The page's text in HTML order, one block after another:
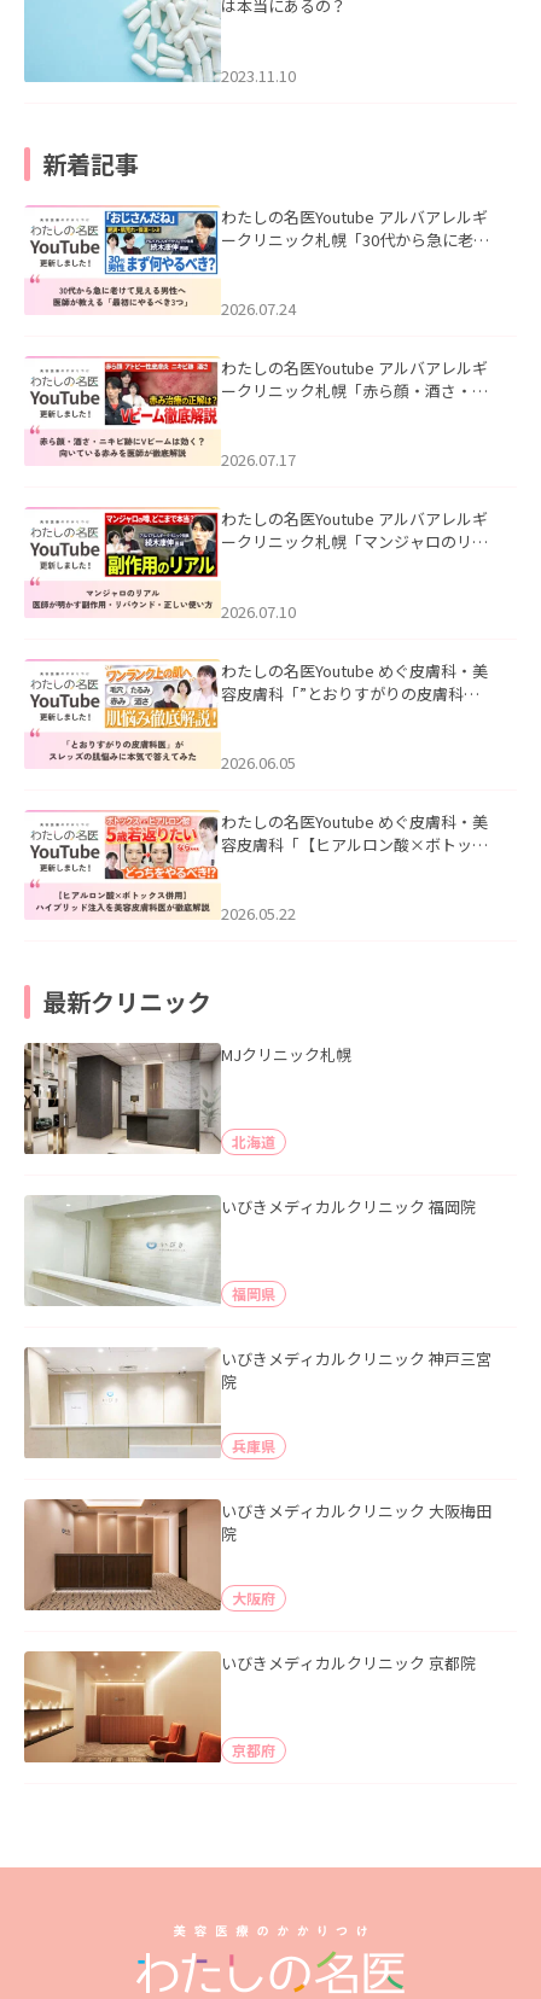
は本当にあるの？
2023.11.10
新着記事
わたしの名医Youtube アルバアレルギ
ークリニック札幌「30代から急に老け
た。
2026.07.24
わたしの名医Youtube アルバアレルギ
ークリニック札幌「赤ら顔・酒さ・ニ
した。
2026.07.17
わたしの名医Youtube アルバアレルギ
ークリニック札幌「マンジャロのリア
た。
2026.07.10
わたしの名医Youtube めぐ皮膚科・美
容皮膚科「”とおりすがりの皮膚科
2026.06.05
わたしの名医Youtube めぐ皮膚科・美
容皮膚科「【ヒアルロン酸×ボトック
た。
2026.05.22
最新クリニック
MJクリニック札幌
北海道
いびきメディカルクリニック 福岡院
福岡県
いびきメディカルクリニック 神戸三宮
院
兵庫県
いびきメディカルクリニック 大阪梅田
院
大阪府
いびきメディカルクリニック 京都院
京都府